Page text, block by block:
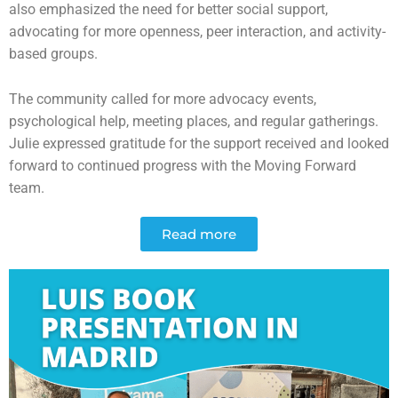
also emphasized the need for better social support,
advocating for more openness, peer interaction, and activity-
based groups.
The community called for more advocacy events,
psychological help, meeting places, and regular gatherings.
Julie expressed gratitude for the support received and looked
forward to continued progress with the Moving Forward
team.
Read more